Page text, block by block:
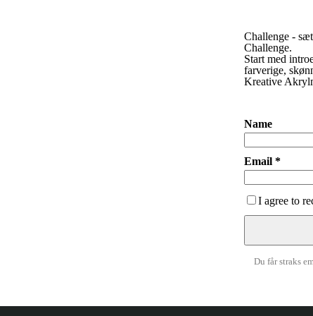
Challenge -
Challenge.
Start med
farverige,
Kreative
Name
Email *
I agree to
Du får straks